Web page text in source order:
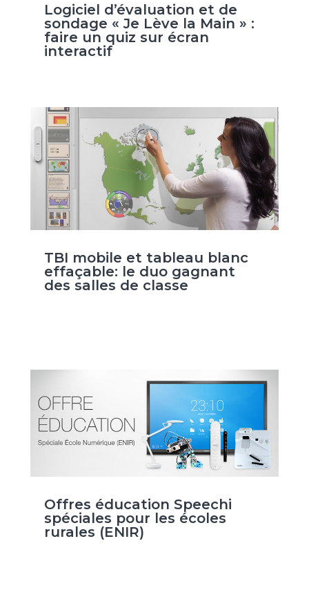
Logiciel d’évaluation et de
sondage « Je Lève la Main » :
faire un quiz sur écran
interactif
TBI mobile et tableau blanc
effaçable: le duo gagnant
des salles de classe
Offres éducation Speechi
spéciales pour les écoles
rurales (ENIR)